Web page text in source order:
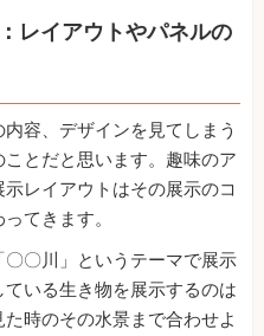
レイアウトやパネルの
容、デザインを見てしまう
とだと思います。趣味のア
レイアウトはその展示のコ
てきます。
〇川」というテーマで展示
いる生き物を展示するのは
時のその水景まで合わせよ